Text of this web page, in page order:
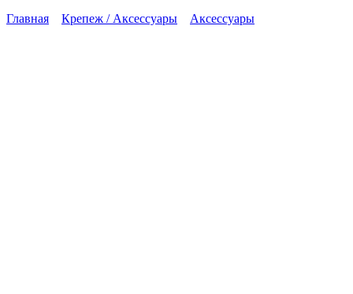
Главная
Крепеж / Аксессуары Аксессуары